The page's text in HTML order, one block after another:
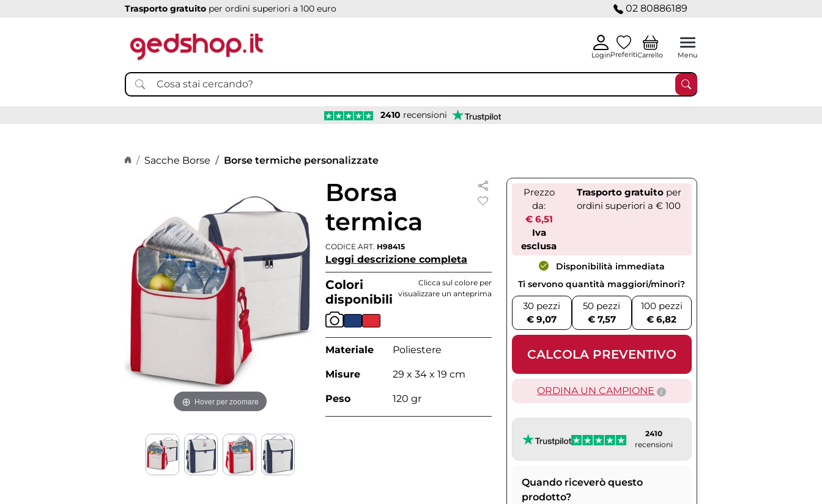
Trasporto gratuito per ordini superiori a 100 euro 02 80886189
LoginPreferitiCarrello Menu
2410 recensioni
Home page
Sacche Borse Borse termiche personalizzate
Hover per zoomare
Borsa
termica
CODICE ART. H98415
Leggi descrizione completa
Colori
disponibili
Clicca sul colore per
visualizzare un anteprima
Materiale Poliestere
Misure 29 x 34 x 19 cm
Peso 120 gr
Prezzo
da:
€ 6,51
Iva
esclusa
Trasporto gratuitoper
ordini superiori a € 100
Disponibilità immediata
Ti servono quantità maggiori/minori?
30 pezzi
€ 9,07
50 pezzi
€ 7,57
100 pezzi
€ 6,82
CALCOLA PREVENTIVO
ORDINA UN CAMPIONE
2410
recensioni
Quando riceverò questo
prodotto?